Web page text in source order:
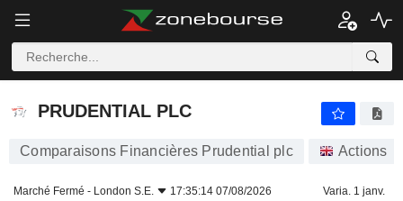
PRUDENTIAL PLC
PRUDENTIAL PLC
Comparaisons Financières Prudential plc Actions
Marché Fermé - London S.E. 17:35:14 07/08/2026 Varia. 1 janv.